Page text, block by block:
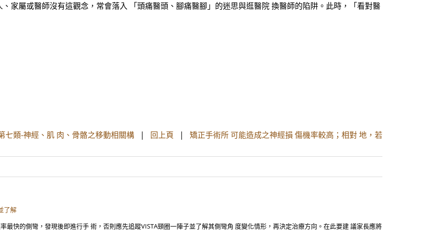
家屬或醫師沒有這觀念，常會落入 「頭痛醫頭、腳痛醫腳」的迷思與逛醫院 換醫師的陷阱。此時，「看對醫
七類-神經、肌 肉、骨骼之移動相關構 | 回上頁 | 矯正手術所 可能造成之神經損 傷機率較高；相對 地，若
了解
最快的側彎，發現後即進行手 術，否則應先追蹤VISTA頸圈一陣子並了解其側彎角 度變化情形，再決定治療方向。在此要建 議家長應將